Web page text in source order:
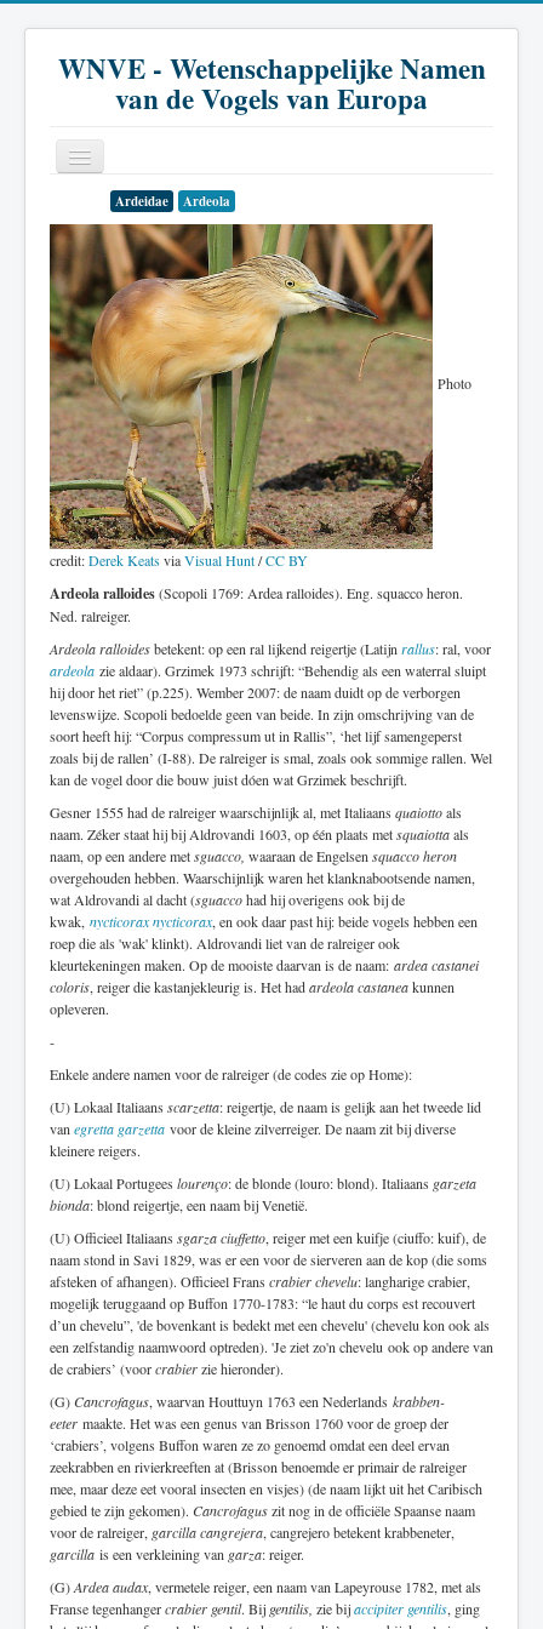
WNVE - Wetenschappelijke Namen
van de Vogels van Europa
Inleiding
Soort
Genus
Familie
Historie
Literatuur
Ardeidae Ardeola
Photo
credit:Derek KeatsviaVisual Hunt/CC BY
Ardeola ralloides(Scopoli 1769: Ardea ralloides). Eng. squacco heron.
Ned. ralreiger.
Ardeola ralloidesbetekent: op een ral lijkend reigertje (Latijn rallus: ral, voor
ardeola zie aldaar). Grzimek 1973 schrijft: “Behendig als een waterral sluipt
hij door het riet” (p.225). Wember 2007: de naam duidt op de verborgen
levenswijze. Scopoli bedoelde geen van beide. In zijn omschrijving van de
soort heeft hij: “Corpus compressum ut in Rallis”, ‘het lijf samengeperst
zoals bij de rallen’ (I-88). De ralreiger is smal, zoals ook sommige rallen. Wel
kan de vogel door die bouw juist dóen wat Grzimek beschrijft.
Gesner 1555 had de ralreiger waarschijnlijk al, met Italiaans quaiottoals
naam. Zéker staat hij bij Aldrovandi 1603, op één plaats metsquaiottaals
naam, op een andere metsguacco, waaraan de Engelsen squacco heron
overgehouden hebben. Waarschijnlijk waren het klanknabootsende namen,
wat Aldrovandi al dacht (sguaccohad hij overigens ook bij de
kwak, nycticorax nycticorax, en ook daar past hij: beide vogels hebben een
roep die als 'wak' klinkt). Aldrovandi liet van de ralreiger ook
kleurtekeningen maken. Op de mooiste daarvan is de naam: ardea castanei
coloris, reiger die kastanjekleurig is. Het hadardeola castaneakunnen
opleveren.
-
Enkele andere namen voor de ralreiger (de codes zie op Home):
(U) Lokaal Italiaans scarzetta: reigertje, de naam is gelijk aan het tweede lid
van egretta garzetta voor de kleine zilverreiger. De naam zit bij diverse
kleinere reigers.
(U) Lokaal Portugees lourenço: de blonde (louro: blond). Italiaans garzeta
bionda: blond reigertje, een naam bij Venetië.
(U) Officieel Italiaans sgarza ciuffetto, reiger met een kuifje (ciuffo: kuif), de
naam stond in Savi 1829, was er een voor de sierveren aan de kop (die soms
afsteken of afhangen). Officieel Frans crabier chevelu: langharige crabier,
mogelijk teruggaand op Buffon 1770-1783: “le haut du corps est recouvert
d’un chevelu”, 'de bovenkant is bedekt met een chevelu' (chevelu kon ook als
een zelfstandig naamwoord optreden). 'Je ziet zo'n chevelu ook op andere van
de crabiers’ (voorcrabierzie hieronder).
(G)Cancrofagus, waarvan Houttuyn 1763 een Nederlands krabben-
eeter maakte. Het was een genus van Brisson 1760 voor de groep der
‘crabiers’, volgens Buffon waren ze zo genoemd omdat een deel ervan
zeekrabben en rivierkreeften at (Brisson benoemde er primair de ralreiger
mee, maar deze eet vooral insecten en visjes) (de naam lijkt uit het Caribisch
gebied te zijn gekomen). Cancrofaguszit nog in de officiële Spaanse naam
voor de ralreiger, garcilla cangrejera, cangrejero betekent krabbeneter,
garcilla is een verkleining van garza: reiger.
(G)Ardea audax, vermetele reiger, een naam van Lapeyrouse 1782, met als
Franse tegenhangercrabier gentil. Bij gentilis, zie bijaccipiter gentilis, ging